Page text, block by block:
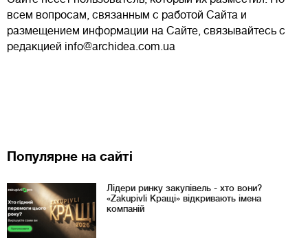
всем вопросам, связанным с работой Сайта и
размещением информации на Сайте, связывайтесь с
редакцией info@archidea.com.ua
Популярне на сайті
Лідери ринку закупівель - хто вони?
«Zakupivli Кращі» відкривають імена
компаній